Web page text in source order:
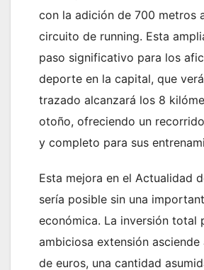
con la adición de 700 metros
circuito de running. Esta
paso significativo para los
deporte en la capital, que
trazado alcanzará los 8
otoño, ofreciendo un
y completo para sus
Esta mejora en el Actualidad
sería posible sin una
económica. La inversión total
ambiciosa extensión asciende
de euros, una cantidad